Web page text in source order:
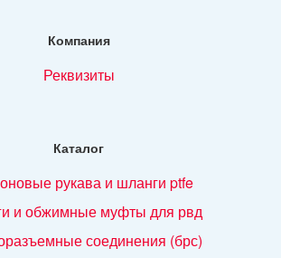
Компания
реквизиты
Каталог
рукава и шланги ptfe
и обжимные муфты для рвд
соединения (брс)